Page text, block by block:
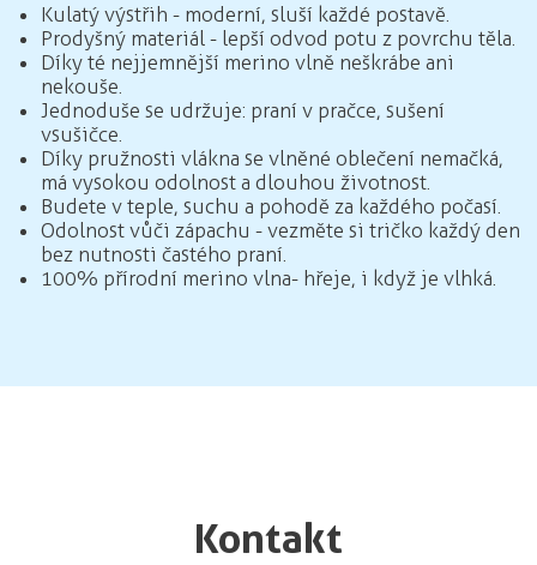
Kulatý výstřih - moderní, sluší každé postavě.
Prodyšný materiál - lepší odvod potu z povrchu těla.
Díky té nejjemnější merino vlně neškrábe ani
nekouše.
Jednoduše se udržuje: praní v pračce, sušení
v sušičce.
Díky pružnosti vlákna se vlněné oblečení nemačká,
má vysokou odolnost a dlouhou životnost.
Budete v teple, suchu a pohodě za každého počasí.
Odolnost vůči zápachu - vezměte si tričko každý den
bez nutnosti častého praní.
100% přírodní merino vlna - hřeje, i když je vlhká.
Kontakt